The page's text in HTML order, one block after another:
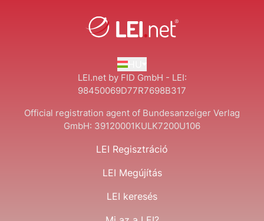
LEI.net by FID GmbH - LEI:
98450069D77R7698B317
Official registration agent of Bundesanzeiger Verlag
GmbH: 39120001KULK7200U106
LEI Regisztráció
LEI Megújítás
LEI keresés